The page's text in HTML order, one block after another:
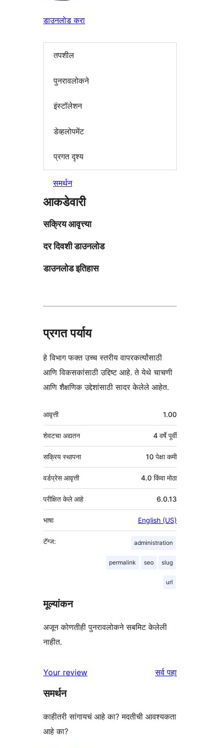
डाउनलोड करा
तपशील
पुनरावलोकने
इंस्टॉलेशन
डेव्हलोपमेंट
प्रगत दृश्य
समर्थन
आकडेवारी
सक्रिय आवृत्त्या
दर दिवशी डाउनलोड
डाउनलोड इतिहास
प्रगत पर्याय
हे विभाग फक्त उच्च स्तरीय वापरकर्त्यांसाठी
आणि विकसकांसाठी उद्दिष्ट आहे. ते येथे चाचणी
आणि शैक्षणिक उद्देशांसाठी सादर केलेले आहेत.
मेटा
आवृत्ती 1.00
शेवटचा अद्यतन 4 वर्षेपूर्वी
सक्रिय स्थापना 10 पेक्षा कमी
वर्डप्रेस आवृत्ती 4.0 किंवा मोठा
परीक्षित केले आहे 6.0.13
भाषा English (US)
टॅग्ज: administration
permalink seo slug
url
मूल्यांकन
अजून कोणतीही पुनरावलोकने सबमिट केलेली
नाहीत.
Your review सर्वपुनरावलोकने
पहा
समर्थन
काहीतरी सांगायचं आहे का? मदतीची आवश्यकता
आहे का?